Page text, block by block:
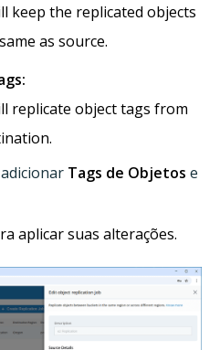
keep the replicated objects
as source.
replicate object tags from
Tags de Objetos e
aplicar suas alterações.